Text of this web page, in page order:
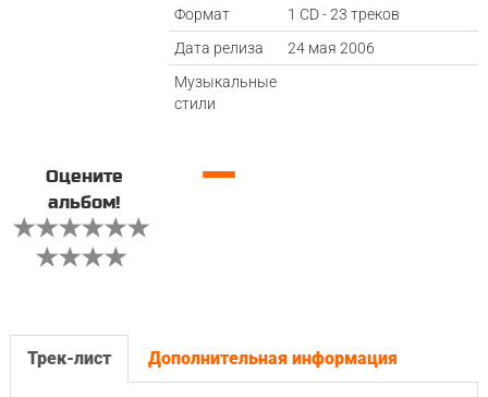
Формат
1 CD - 23 треков
Дата релиза
24 мая 2006
Музыкальные
стили
Оцените
альбом!
—
Трек-лист Дополнительная информация